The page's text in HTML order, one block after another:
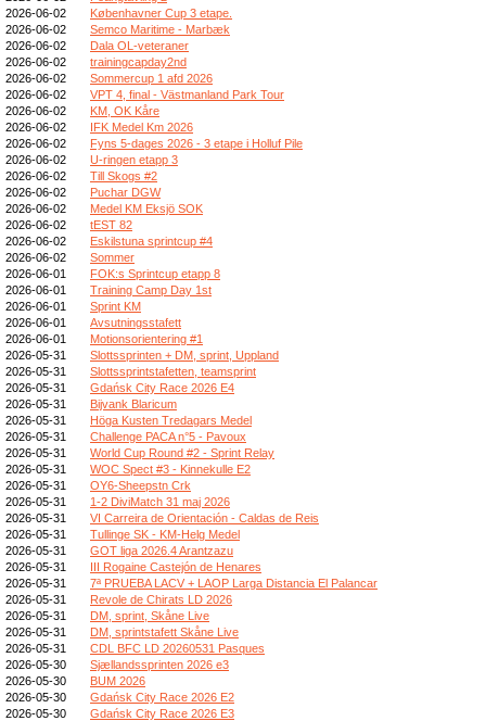
2026-06-02
Københavner Cup 3 etape.
2026-06-02
Semco Maritime - Marbæk
2026-06-02
Dala OL-veteraner
2026-06-02
trainingcapday2nd
2026-06-02
Sommercup 1 afd 2026
2026-06-02
VPT 4, final - Västmanland Park Tour
2026-06-02
KM, OK Kåre
2026-06-02
IFK Medel Km 2026
2026-06-02
Fyns 5-dages 2026 - 3 etape i Holluf Pile
2026-06-02
U-ringen etapp 3
2026-06-02
Till Skogs #2
2026-06-02
Puchar DGW
2026-06-02
Medel KM Eksjö SOK
2026-06-02
tEST 82
2026-06-02
Eskilstuna sprintcup #4
2026-06-02
Sommer
2026-06-01
FOK:s Sprintcup etapp 8
2026-06-01
Training Camp Day 1st
2026-06-01
Sprint KM
2026-06-01
Avsutningsstafett
2026-06-01
Motionsorientering #1
2026-05-31
Slottssprinten + DM, sprint, Uppland
2026-05-31
Slottssprintstafetten, teamsprint
2026-05-31
Gdańsk City Race 2026 E4
2026-05-31
Bijvank Blaricum
2026-05-31
Höga Kusten Tredagars Medel
2026-05-31
Challenge PACA n°5 - Pavoux
2026-05-31
World Cup Round #2 - Sprint Relay
2026-05-31
WOC Spect #3 - Kinnekulle E2
2026-05-31
OY6-Sheepstn Crk
2026-05-31
1-2 DiviMatch 31 maj 2026
2026-05-31
VI Carreira de Orientación - Caldas de Reis
2026-05-31
Tullinge SK - KM-Helg Medel
2026-05-31
GOT liga 2026.4 Arantzazu
2026-05-31
III Rogaine Castejón de Henares
2026-05-31
7ª PRUEBA LACV + LAOP Larga Distancia El Palancar
2026-05-31
Revole de Chirats LD 2026
2026-05-31
DM, sprint, Skåne Live
2026-05-31
DM, sprintstafett Skåne Live
2026-05-31
CDL BFC LD 20260531 Pasques
2026-05-30
Sjællandssprinten 2026 e3
2026-05-30
BUM 2026
2026-05-30
Gdańsk City Race 2026 E2
2026-05-30
Gdańsk City Race 2026 E3